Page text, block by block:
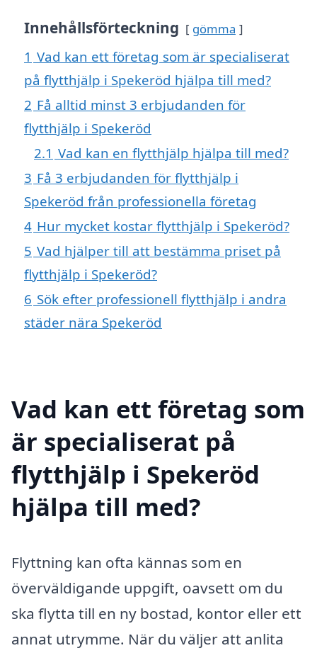
Innehållsförteckning gömma
1 Vad kan ett företag som är specialiserat
på flytthjälp i Spekeröd hjälpa till med?
2 Få alltid minst 3 erbjudanden för
flytthjälp i Spekeröd
2.1 Vad kan en flytthjälp hjälpa till med?
3 Få 3 erbjudanden för flytthjälp i
Spekeröd från professionella företag
4 Hur mycket kostar flytthjälp i Spekeröd?
5 Vad hjälper till att bestämma priset på
flytthjälp i Spekeröd?
6 Sök efter professionell flytthjälp i andra
städer nära Spekeröd
Vad kan ett företag som
är specialiserat på
flytthjälp i Spekeröd
hjälpa till med?
Flyttning kan ofta kännas som en
överväldigande uppgift, oavsett om du
ska flytta till en ny bostad, kontor eller ett
annat utrymme. När du väljer att anlita